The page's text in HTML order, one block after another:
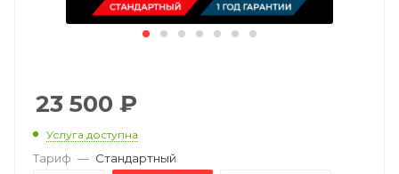
23 500 ₽
Услуга доступна
Тариф — Стандартный